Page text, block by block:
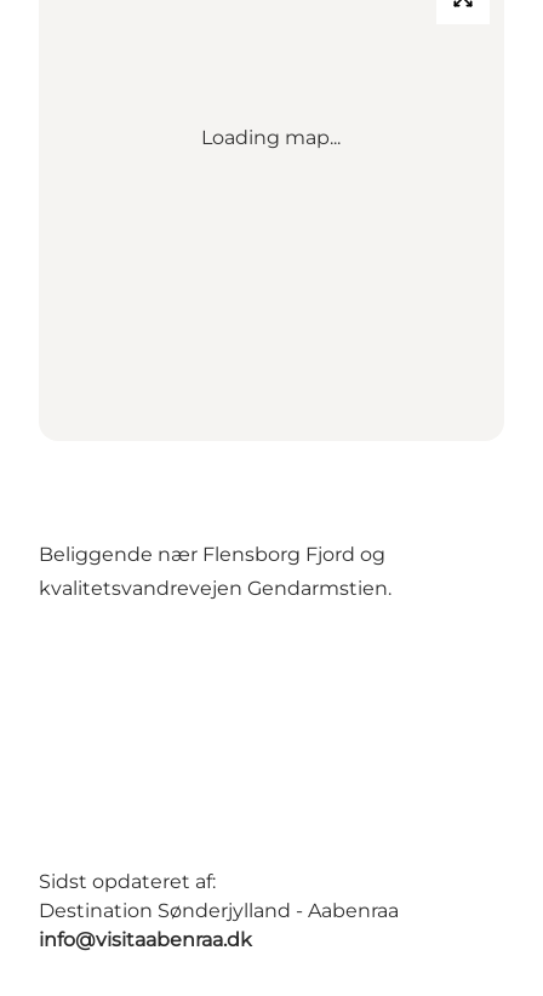
Loading map...
Beliggende nær Flensborg Fjord og
kvalitetsvandrevejen Gendarmstien.
Sidst opdateret af:
Destination Sønderjylland - Aabenraa
info@visitaabenraa.dk